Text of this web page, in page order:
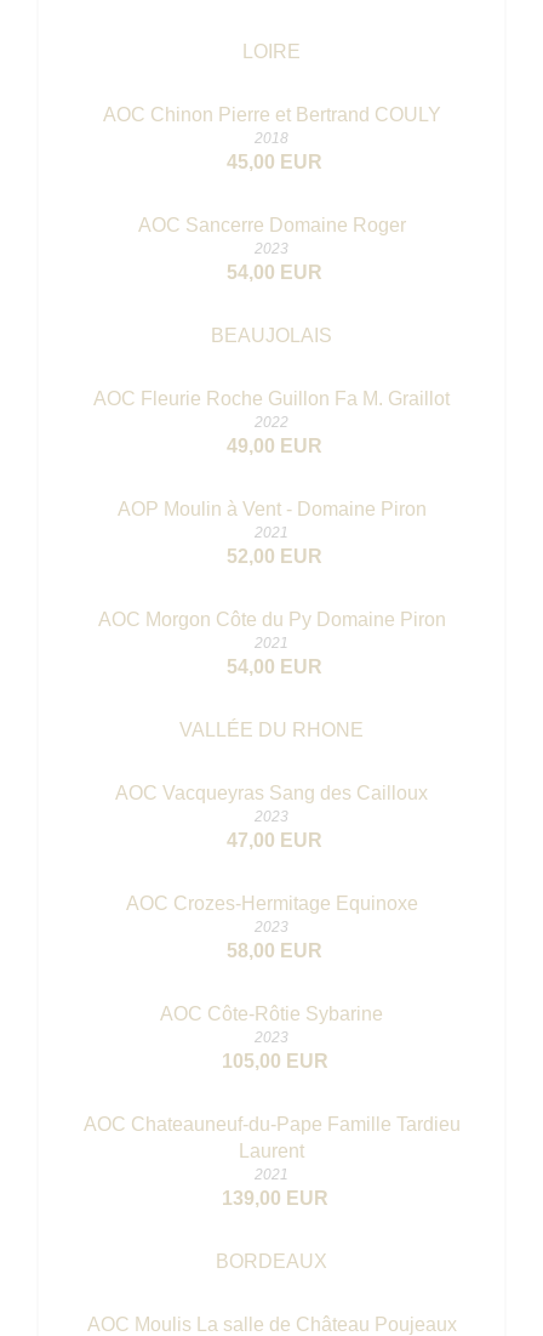
LOIRE
AOC Chinon Pierre et Bertrand COULY
2018
45,00 EUR
AOC Sancerre Domaine Roger
2023
54,00 EUR
BEAUJOLAIS
AOC Fleurie Roche Guillon Fa M. Graillot
2022
49,00 EUR
AOP Moulin à Vent - Domaine Piron
2021
52,00 EUR
AOC Morgon Côte du Py Domaine Piron
2021
54,00 EUR
VALLÉE DU RHONE
AOC Vacqueyras Sang des Cailloux
2023
47,00 EUR
AOC Crozes-Hermitage Equinoxe
2023
58,00 EUR
AOC Côte-Rôtie Sybarine
2023
105,00 EUR
AOC Chateauneuf-du-Pape Famille Tardieu
Laurent
2021
139,00 EUR
BORDEAUX
AOC Moulis La salle de Château Poujeaux